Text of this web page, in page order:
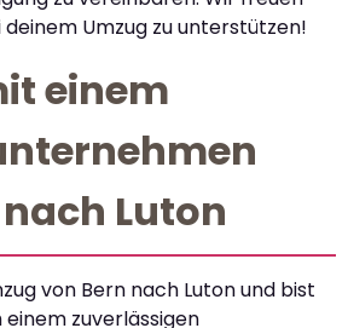
Umzug zu unterstützen!
einem
Luton
von Bern nach Luton und bist
zuverlässigen